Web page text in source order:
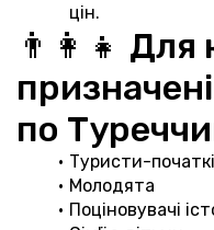
цін.
👨‍👩‍👧 Для
по
Туристи-
Молодята
Поціновувачі